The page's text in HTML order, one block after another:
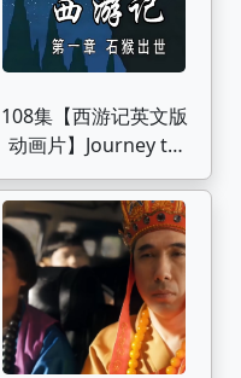
108集【西游记英文版
动画片】Journey to
the west 高级动画 中
英文双语字幕 看动画
学英语停不下来